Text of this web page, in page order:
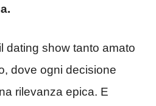
dating show tanto amato
dove ogni decisione
rilevanza epica. E